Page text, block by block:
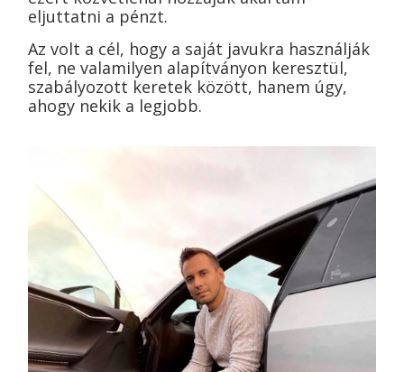
eljuttatni a pénzt.
Az volt a cél, hogy a saját javukra használják
fel, ne valamilyen alapítványon keresztül,
szabályozott keretek között, hanem úgy,
ahogy nekik a legjobb.